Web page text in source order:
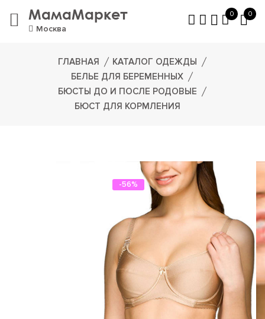
МамаМаркет
Москва
0 0
ГЛАВНАЯ
КАТАЛОГ ОДЕЖДЫ
БЕЛЬЕ ДЛЯ БЕРЕМЕННЫХ
БЮСТЫ ДО И ПОСЛЕ РОДОВЫЕ
БЮСТ ДЛЯ КОРМЛЕНИЯ
-56%